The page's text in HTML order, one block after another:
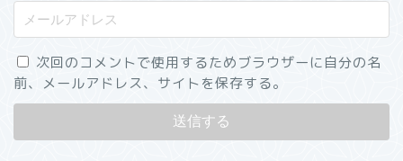
次回のコメントで使用するためブラウザーに自分の名
前、メールアドレス、サイトを保存する。